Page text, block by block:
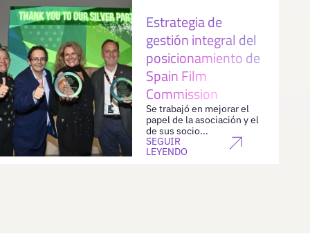
Estrategia de
gestión integral del
posicionamiento de
Spain Film
Commission
Se trabajó en mejorar el
papel de la asociación y el
de sus socio...
SEGUIR
LEYENDO